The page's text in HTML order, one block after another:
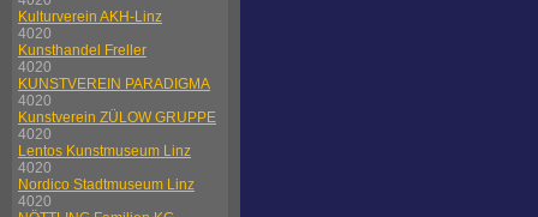
Kulturverein AKH-Linz
4020
Kunsthandel Freller
4020
KUNSTVEREIN PARADIGMA
4020
Kunstverein ZÜLOW GRUPPE
4020
Lentos Kunstmuseum Linz
4020
Nordico Stadtmuseum Linz
4020